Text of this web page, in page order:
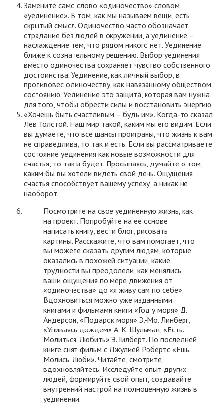
Замените само слово «одиночество» словом
«уединение». В том, как мы называем вещи, есть
скрытый смысл. Одиночество часто обозначает
страдание без людей в окружении, а уединение –
наслаждение тем, что рядом никого нет. Уединение
ближе к сознательному решению. Выбор уединения
вместо одиночества сохраняет чувство собственного
достоинства. Уединение, как личный выбор, в
противовес одиночеству, как навязанному обществом
состоянию. Уединение это защита, которая вам нужна
для того, чтобы обрести силы и восстановить энергию.
«Хочешь быть счастливым – будь им». Когда-то сказал
Лев Толстой. Наш мир такой, каким мы его видим. Если
вы думаете, что все шансы проиграны, что жизнь к вам
не справедлива, то так и есть. Если вы рассматриваете
состояние уединения как новые возможности для
счастья, то так и будет. Просыпаясь, думайте о том,
каким бы вы хотели видеть свой день. Ощущения
счастья способствует вашему успеху, а никак не
наоборот.
Посмотрите на свое уединенную жизнь, как
на проект. Попробуйте на ее основе
написать книгу, вести блог, рисовать
картины. Расскажите, что вам помогает, что
вы можете сказать другим людям, которые
оказались в похожей ситуации, какие
трудности вы преодолели, как менялись
ваши ощущения по мере движения от
«одиночества» до «я живу сам по себе».
Вдохновиться можно уже изданными
книгами и фильмами книги «Год у моря» Д.
Андерсон, «Подарок моря» Э.-Мо. Линберг,
«Упиваясь дождем» А. К. Шульман, «Есть.
Молиться. Любить» Э. Гилберт. По последней
книге снят фильм с Джулией Робертс «Ешь.
Молись. Люби». Читайте, смотрите,
вдохновляйтесь. Исследуйте опыт других
людей, формируйте свой опыт, создавайте
внутренний настрой на полноценную жизнь в
уединении.